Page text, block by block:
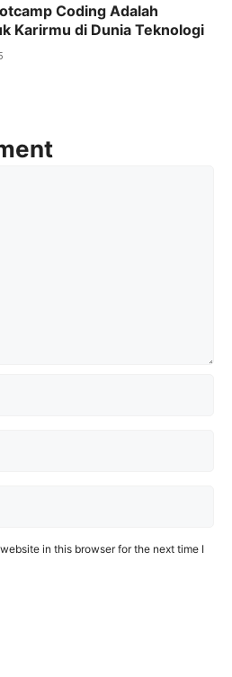
Coding Adalah
Karirmu di Dunia Teknologi
in this browser for the next time I